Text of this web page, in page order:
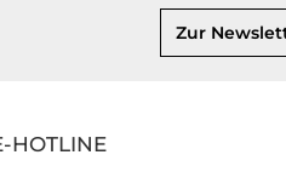
Zur
HOTLINE